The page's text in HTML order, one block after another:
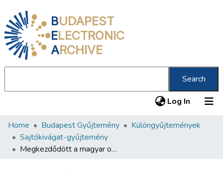
BUDAPEST
ELECTRONIC
ARCHIVE
Search
Log In (current)
Communities & Collections
All of DSpace
Home Budapest Gyűjtemény
Különgyűjtemények
Sajtókivágat-gyűjtemény
Megkezdődött a magyar opera ünnepi hete